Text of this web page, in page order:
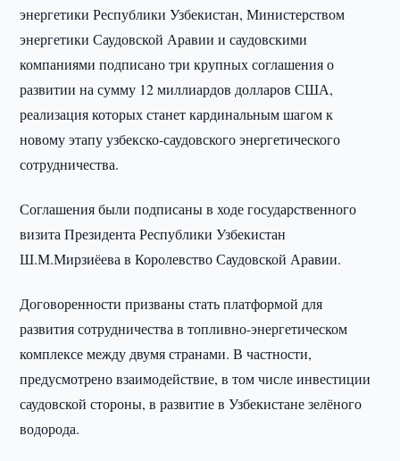
энергетики Республики Узбекистан, Министерством
энергетики Саудовской Аравии и саудовскими
компаниями подписано три крупных соглашения о
развитии на сумму 12 миллиардов долларов США,
реализация которых станет кардинальным шагом к
новому этапу узбекско-саудовского энергетического
сотрудничества.
Соглашения были подписаны в ходе государственного
визита Президента Республики Узбекистан
Ш.М.Мирзиёева в Королевство Саудовской Аравии.
Договоренности призваны стать платформой для
развития сотрудничества в топливно-энергетическом
комплексе между двумя странами. В частности,
предусмотрено взаимодействие, в том числе инвестиции
саудовской стороны, в развитие в Узбекистане зелёного
водорода.